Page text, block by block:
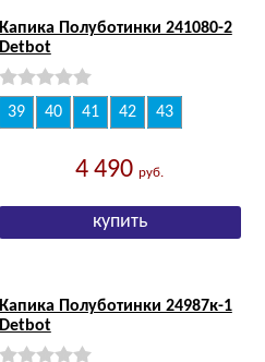
Капика Полуботинки 241080-2
Detbot
39 40 41 42 43
4 490руб.
Капика Полуботинки 24987к-1
Detbot